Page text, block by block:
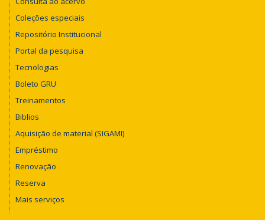
Coleções especiais
Repositório Institucional
Portal da pesquisa
Tecnologias
Boleto GRU
Treinamentos
Biblios
Aquisição de material (SIGAMI)
Empréstimo
Renovação
Reserva
Mais serviços